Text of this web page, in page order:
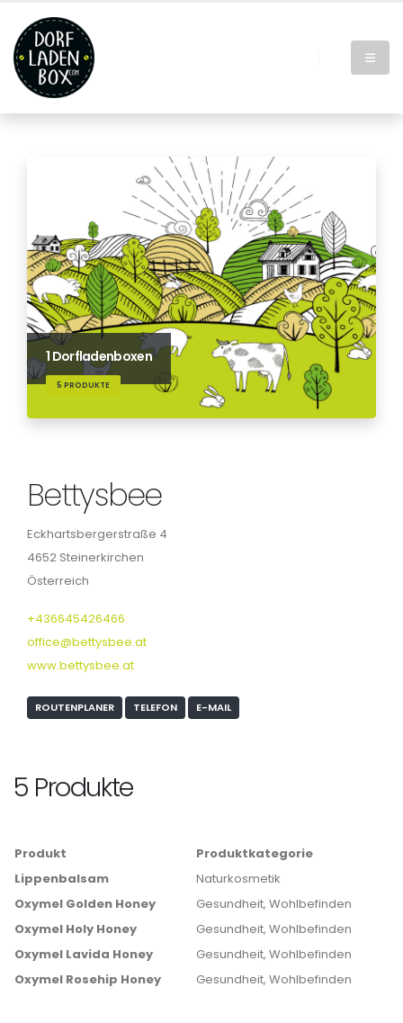
1 Dorfladenboxen
5 PRODUKTE
Bettysbee
Eckhartsbergerstraße 4
4652 Steinerkirchen
Österreich
+436645426466
office@bettysbee.at
www.bettysbee.at
ROUTENPLANER TELEFON E-MAIL
5 Produkte
Produkt
Produktkategorie
Lippenbalsam
Naturkosmetik
Oxymel Golden Honey
Gesundheit, Wohlbefinden
Oxymel Holy Honey
Gesundheit, Wohlbefinden
Oxymel Lavida Honey
Gesundheit, Wohlbefinden
Oxymel Rosehip Honey
Gesundheit, Wohlbefinden